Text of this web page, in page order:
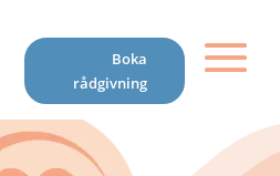
Boka
rådgivning